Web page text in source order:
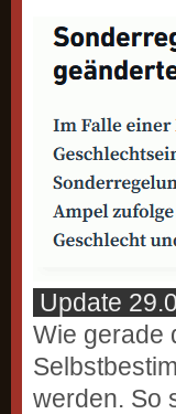
Update
Wie gerade
werden. So